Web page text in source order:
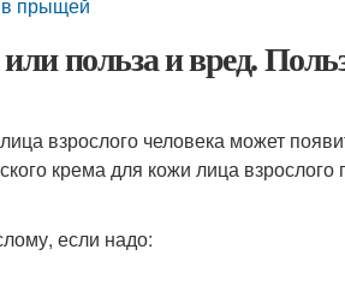
польза и вред.
взрослого человека может
крема для кожи лица взрослого
если надо: